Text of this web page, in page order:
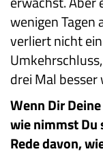
wenigen Tagen
verliert nicht
drei Mal
Wenn Dir
wie nimmst Du
Rede davon,